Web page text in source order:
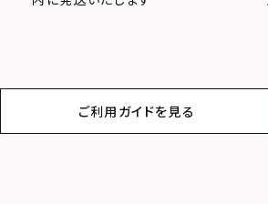
ご利用ガイドを見る